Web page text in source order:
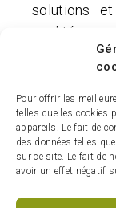
Pour offrir les
telles que les cookies
appareils. Le fait de
des données telles
sur ce site. Le fait de
avoir un effet négatif
solutions
qualité aux
Nous
Cliquez
Le nombre